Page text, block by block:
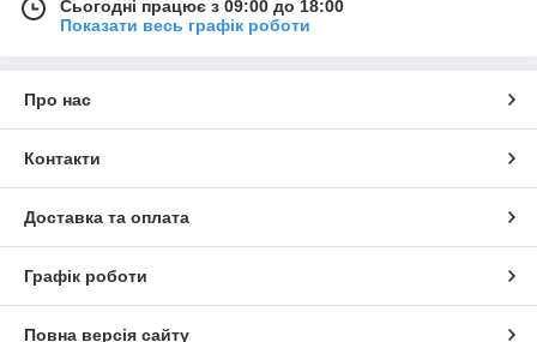
Сьогодні працює з 09:00 до 18:00
Показати весь графік роботи
Про нас
Контакти
Доставка та оплата
Графік роботи
Повна версія сайту